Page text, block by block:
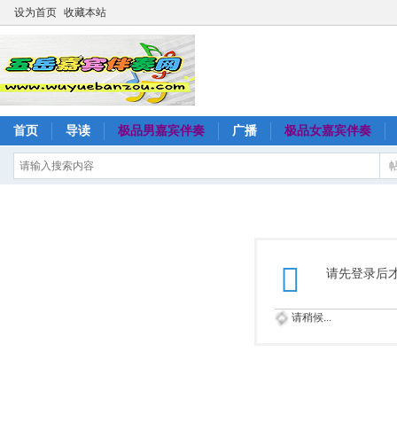
设为首页 收藏本站
首页 导读 极品男嘉宾伴奏 广播 极品女嘉宾伴奏
请先登录后
请稍候...